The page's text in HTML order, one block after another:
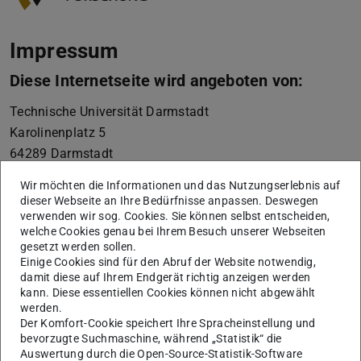
Impressum
Diese Internetseite wird angeboten von:
Technische Universität Darmstadt
Karolinenplatz 5
64289 Darmstadt
vertreten durch die Präsidentin der Technischen
Universität Darmstadt, Prof. Dr. Tanja Brühl
Die Technische Universität Darmstadt ist eine
rechtsfähige Körperschaft des öffentlichen Rechts gemäß
§ 1 Abs. 1 i.V.m. § 2 Abs. 1 Nr. 1 HHG (Hessisches
Hochschulgesetz vom 14. Dezember 2009, GVBl. I S.
666). Seit dem In-Kraft-Treten des TU Darmstadt-Gesetzes
(Gesetz zur organisatorischen Fortentwicklung der
Wir möchten die Informationen und das Nutzungserlebnis auf
dieser Webseite an Ihre Bedürfnisse anpassen. Deswegen
verwenden wir sog. Cookies. Sie können selbst entscheiden,
welche Cookies genau bei Ihrem Besuch unserer Webseiten
gesetzt werden sollen.
Einige Cookies sind für den Abruf der Website notwendig,
damit diese auf Ihrem Endgerät richtig anzeigen werden
kann. Diese essentiellen Cookies können nicht abgewählt
werden.
Der Komfort-Cookie speichert Ihre Spracheinstellung und
bevorzugte Suchmaschine, während „Statistik“ die
Auswertung durch die Open-Source-Statistik-Software